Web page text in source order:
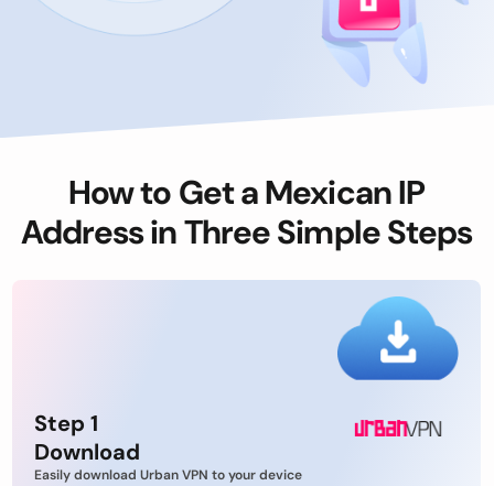
How to Get a Mexican IP
Address in Three Simple Steps
Step 1
Download
Easily download Urban VPN to your device